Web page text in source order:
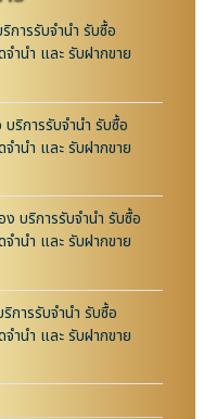
การรับจำนำ รับซื้อ
ำนำ และ รับฝากขาย
ริการรับจำนำ รับซื้อ
ำนำ และ รับฝากขาย
บริการรับจำนำ รับซื้อ
ำนำ และ รับฝากขาย
การรับจำนำ รับซื้อ
ำนำ และ รับฝากขาย